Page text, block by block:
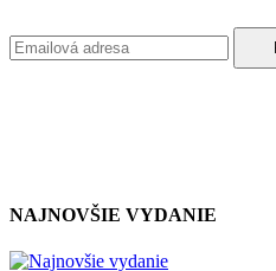
NAJNOVŠIE VYDANIE